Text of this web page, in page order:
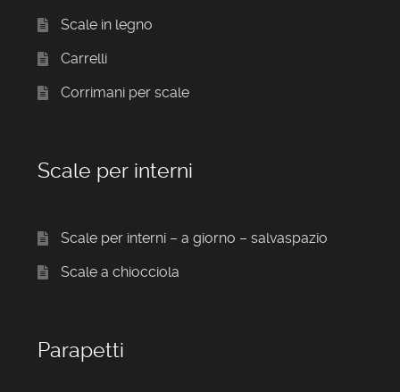
Scale in legno
Carrelli
Corrimani per scale
Scale per interni
Scale per interni – a giorno – salvaspazio
Scale a chiocciola
Parapetti